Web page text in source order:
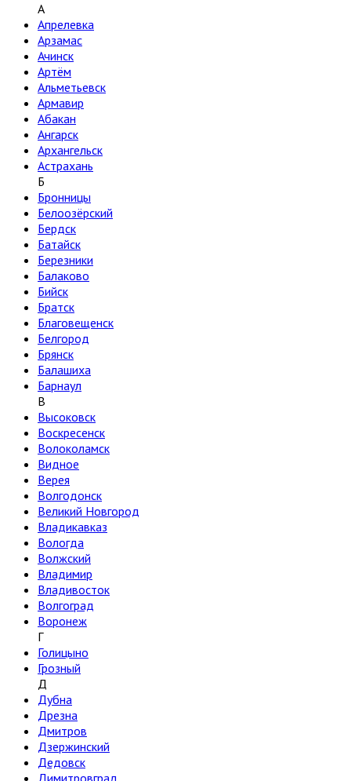
A
Апрелевка
Арзамас
Ачинск
Артём
Альметьевск
Армавир
Абакан
Ангарск
Архангельск
Астрахань
Б
Бронницы
Белоозёрский
Бердск
Батайск
Березники
Балаково
Бийск
Братск
Благовещенск
Белгород
Брянск
Балашиха
Барнаул
В
Высоковск
Воскресенск
Волоколамск
Видное
Верея
Волгодонск
Великий Новгород
Владикавказ
Вологда
Волжский
Владимир
Владивосток
Волгоград
Воронеж
Г
Голицыно
Грозный
Д
Дубна
Дрезна
Дмитров
Дзержинский
Дедовск
Димитровград